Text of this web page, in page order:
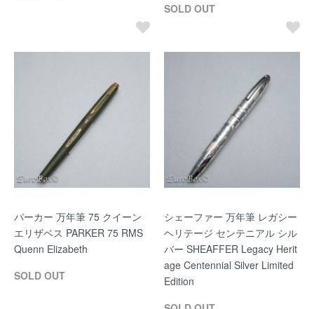
SOLD OUT
パーカー 万年筆 75 クイーン
エリザベス PARKER 75 RMS
Quenn Elizabeth
SOLD OUT
シェーファー 万年筆 レガシー
ヘリテージ センテニアル シル
バー SHEAFFER Legacy Herit
age Centennial Silver Limited
Edition